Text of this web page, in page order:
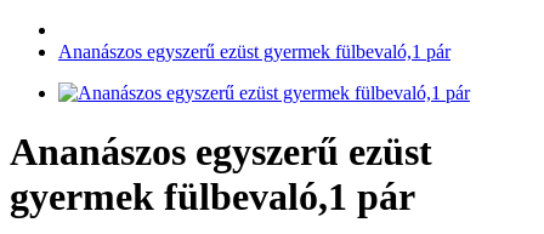
Ananászos egyszerű ezüst gyermek fülbevaló,1 pár
Ananászos egyszerű ezüst
gyermek fülbevaló,1 pár